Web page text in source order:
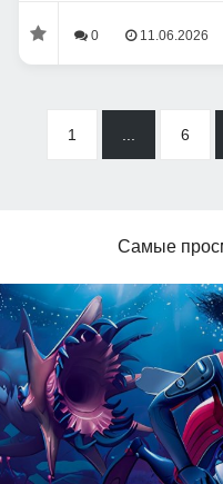
0 11.06.2026
1 6
Самые